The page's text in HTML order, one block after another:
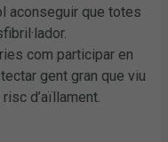
aconseguir que totes
com participar en
gent gran que viu
d’aïllament.